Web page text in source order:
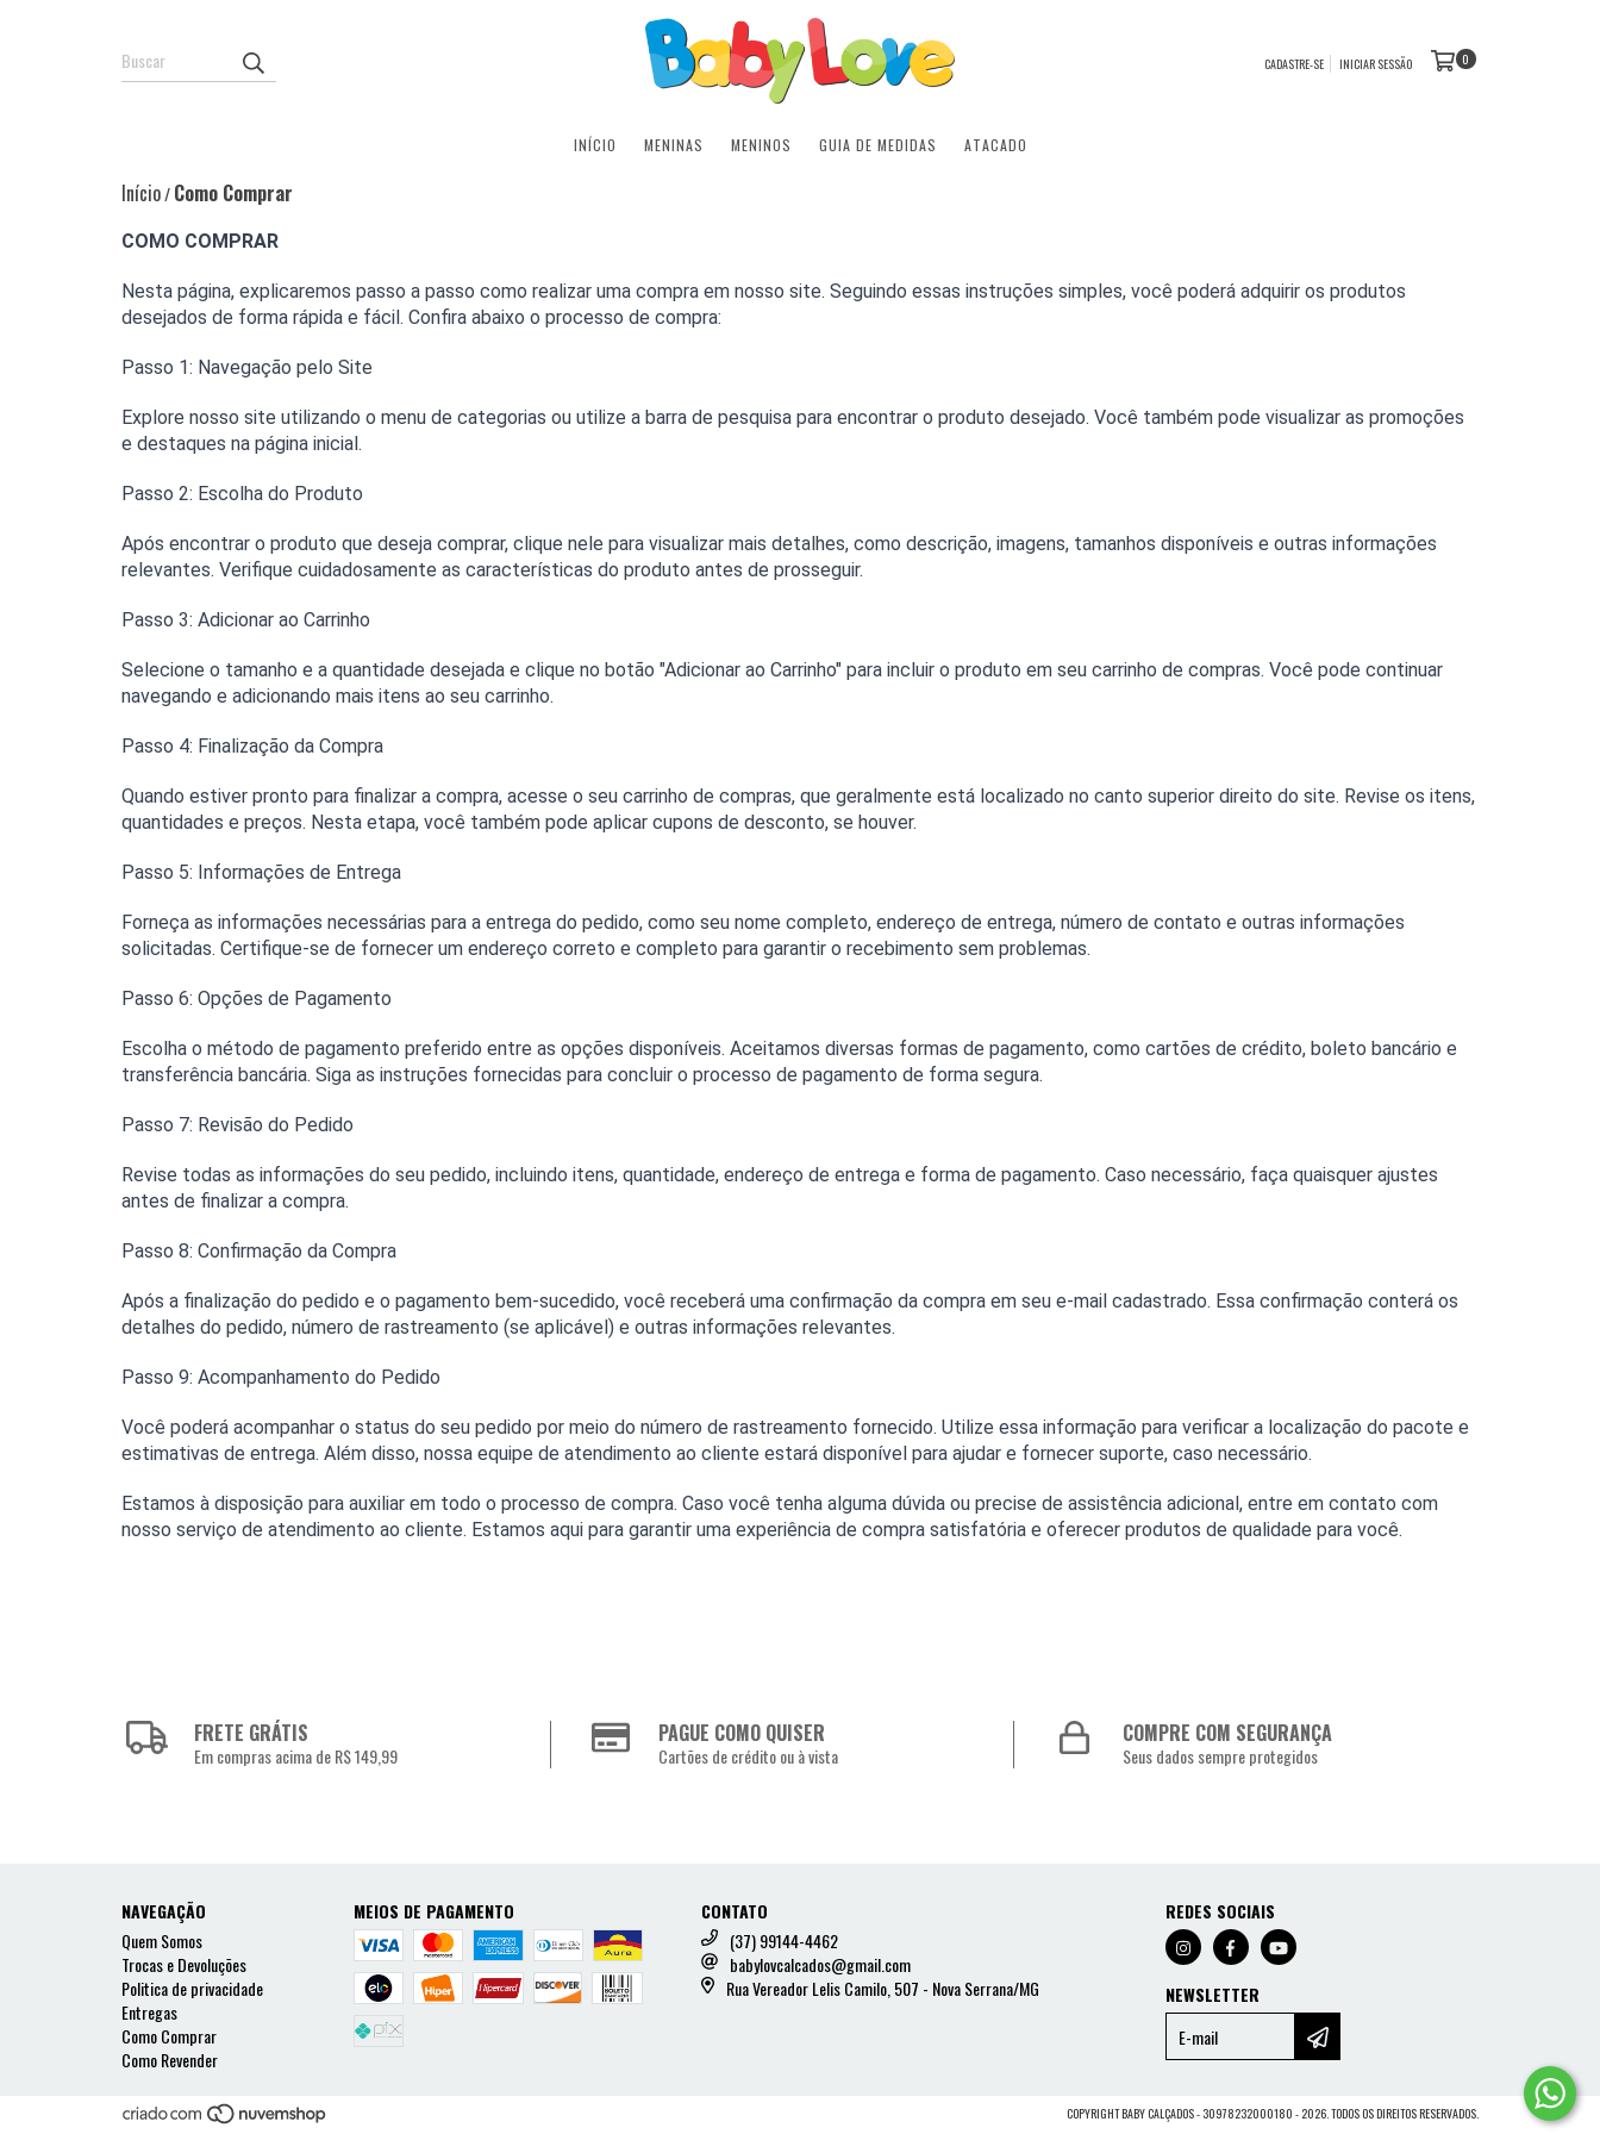
CADASTRE-SE INICIAR SESSÃO 0
INÍCIO MENINAS MENINOS GUIA DE MEDIDAS ATACADO
Início/Como Comprar
COMO COMPRAR
Nesta página, explicaremos passo a passo como realizar uma compra em nosso site. Seguindo essas instruções simples, você poderá adquirir os produtos
desejados de forma rápida e fácil. Confira abaixo o processo de compra:
Passo 1: Navegação pelo Site
Explore nosso site utilizando o menu de categorias ou utilize a barra de pesquisa para encontrar o produto desejado. Você também pode visualizar as promoções
e destaques na página inicial.
Passo 2: Escolha do Produto
Após encontrar o produto que deseja comprar, clique nele para visualizar mais detalhes, como descrição, imagens, tamanhos disponíveis e outras informações
relevantes. Verifique cuidadosamente as características do produto antes de prosseguir.
Passo 3: Adicionar ao Carrinho
Selecione o tamanho e a quantidade desejada e clique no botão "Adicionar ao Carrinho" para incluir o produto em seu carrinho de compras. Você pode continuar
navegando e adicionando mais itens ao seu carrinho.
Passo 4: Finalização da Compra
Quando estiver pronto para finalizar a compra, acesse o seu carrinho de compras, que geralmente está localizado no canto superior direito do site. Revise os itens,
quantidades e preços. Nesta etapa, você também pode aplicar cupons de desconto, se houver.
Passo 5: Informações de Entrega
Forneça as informações necessárias para a entrega do pedido, como seu nome completo, endereço de entrega, número de contato e outras informações
solicitadas. Certifique-se de fornecer um endereço correto e completo para garantir o recebimento sem problemas.
Passo 6: Opções de Pagamento
Escolha o método de pagamento preferido entre as opções disponíveis. Aceitamos diversas formas de pagamento, como cartões de crédito, boleto bancário e
transferência bancária. Siga as instruções fornecidas para concluir o processo de pagamento de forma segura.
Passo 7: Revisão do Pedido
Revise todas as informações do seu pedido, incluindo itens, quantidade, endereço de entrega e forma de pagamento. Caso necessário, faça quaisquer ajustes
antes de finalizar a compra.
Passo 8: Confirmação da Compra
Após a finalização do pedido e o pagamento bem-sucedido, você receberá uma confirmação da compra em seu e-mail cadastrado. Essa confirmação conterá os
detalhes do pedido, número de rastreamento (se aplicável) e outras informações relevantes.
Passo 9: Acompanhamento do Pedido
Você poderá acompanhar o status do seu pedido por meio do número de rastreamento fornecido. Utilize essa informação para verificar a localização do pacote e
estimativas de entrega. Além disso, nossa equipe de atendimento ao cliente estará disponível para ajudar e fornecer suporte, caso necessário.
Estamos à disposição para auxiliar em todo o processo de compra. Caso você tenha alguma dúvida ou precise de assistência adicional, entre em contato com
nosso serviço de atendimento ao cliente. Estamos aqui para garantir uma experiência de compra satisfatória e oferecer produtos de qualidade para você.
FRETE GRÁTIS
Em compras acima de R$ 149,99
PAGUE COMO QUISER
Cartões de crédito ou à vista
COMPRE COM SEGURANÇA
Seus dados sempre protegidos
NAVEGAÇÃO
Quem Somos
Trocas e Devoluções
Politica de privacidade
Entregas
Como Comprar
Como Revender
MEIOS DE PAGAMENTO
CONTATO
(37) 99144-4462
babylovcalcados@gmail.com
Rua Vereador Lelis Camilo, 507 - Nova Serrana/MG
REDES SOCIAIS
NEWSLETTER
COPYRIGHT BABY CALÇADOS - 30978232000180 - 2026. TODOS OS DIREITOS RESERVADOS.